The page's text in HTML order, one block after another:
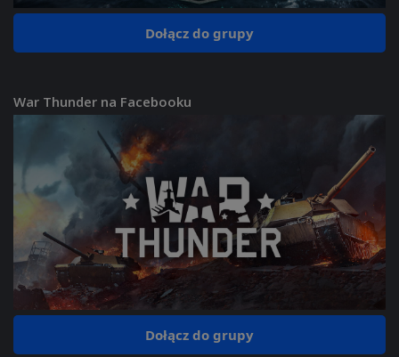
Dołącz do grupy
War Thunder na Facebooku
Dołącz do grupy